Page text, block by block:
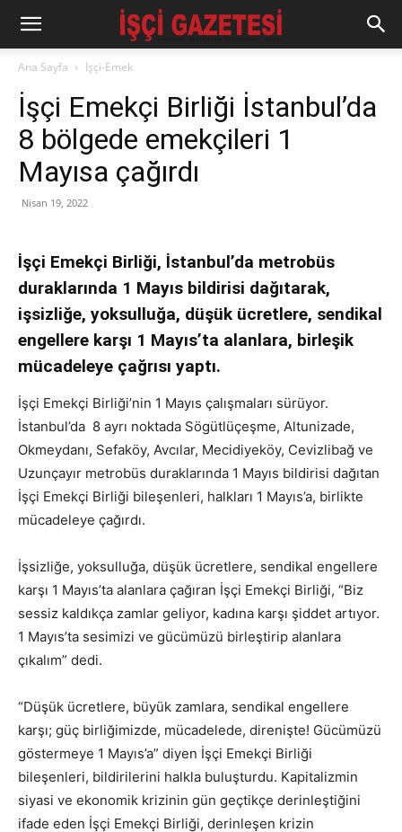
Ana Sayfa İşçi-Emek
İşçi Emekçi Birliği İstanbul’da
8 bölgede emekçileri 1
Mayısa çağırdı
Nisan 19, 2022
İşçi Emekçi Birliği, İstanbul’da metrobüs
duraklarında 1 Mayıs bildirisi dağıtarak,
işsizliğe, yoksulluğa, düşük ücretlere, sendikal
engellere karşı 1 Mayıs’ta alanlara, birleşik
mücadeleye çağrısı yaptı.
İşçi Emekçi Birliği’nin 1 Mayıs çalışmaları sürüyor.
İstanbul’da 8 ayrı noktada Sögütlüçeşme, Altunizade,
Okmeydanı, Sefaköy, Avcılar, Mecidiyeköy, Cevizlibağ ve
Uzunçayır metrobüs duraklarında 1 Mayıs bildirisi dağıtan
İşçi Emekçi Birliği bileşenleri, halkları 1 Mayıs’a, birlikte
mücadeleye çağırdı.
İşsizliğe, yoksulluğa, düşük ücretlere, sendikal engellere
karşı 1 Mayıs’ta alanlara çağıran İşçi Emekçi Birliği, “Biz
sessiz kaldıkça zamlar geliyor, kadına karşı şiddet artıyor.
1 Mayıs’ta sesimizi ve gücümüzü birleştirip alanlara
çıkalım” dedi.
“Düşük ücretlere, büyük zamlara, sendikal engellere
karşı; güç birliğimizde, mücadelede, direnişte! Gücümüzü
göstermeye 1 Mayıs’a” diyen İşçi Emekçi Birliği
bileşenleri, bildirilerini halkla buluşturdu. Kapitalizmin
siyasi ve ekonomik krizinin gün geçtikçe derinleştiğini
ifade eden İşçi Emekçi Birliği, derinleşen krizin